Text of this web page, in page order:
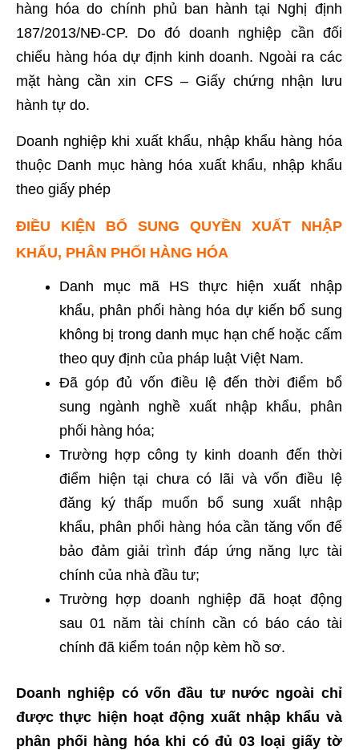
hàng hóa do chính phủ ban hành tại Nghị định
187/2013/NĐ-CP. Do đó doanh nghiệp cần đối
chiếu hàng hóa dự định kinh doanh. Ngoài ra các
mặt hàng cần xin CFS – Giấy chứng nhận lưu
hành tự do.
Doanh nghiệp khi xuất khẩu, nhập khẩu hàng hóa
thuộc Danh mục hàng hóa xuất khẩu, nhập khẩu
theo giấy phép
ĐIỀU KIỆN BỔ SUNG QUYỀN XUẤT NHẬP
KHẨU, PHÂN PHỐI HÀNG HÓA
Danh mục mã HS thực hiện xuất nhập
khẩu, phân phối hàng hóa dự kiến bổ sung
không bị trong danh mục hạn chế hoặc cấm
theo quy định của pháp luật Việt Nam.
Đã góp đủ vốn điều lệ đến thời điểm bổ
sung ngành nghề xuất nhập khẩu, phân
phối hàng hóa;
Trường hợp công ty kinh doanh đến thời
điểm hiện tại chưa có lãi và vốn điều lệ
đăng ký thấp muốn bổ sung xuất nhập
khẩu, phân phối hàng hóa cần tăng vốn để
bảo đảm giải trình đáp ứng năng lực tài
chính của nhà đầu tư;
Trường hợp doanh nghiệp đã hoạt động
sau 01 năm tài chính cần có báo cáo tài
chính đã kiểm toán nộp kèm hồ sơ.
Doanh nghiệp có vốn đầu tư nước ngoài chỉ
được thực hiện hoạt động xuất nhập khẩu và
phân phối hàng hóa khi có đủ 03 loại giấy tờ